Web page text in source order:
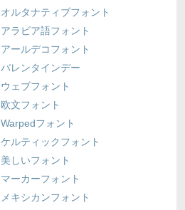
オルタナティブフォント
アラビア語フォント
アールデコフォント
バレンタインデー
ウェブフォント
欧文フォント
Warpedフォント
ケルティックフォント
美しいフォント
マーカーフォント
メキシカンフォント